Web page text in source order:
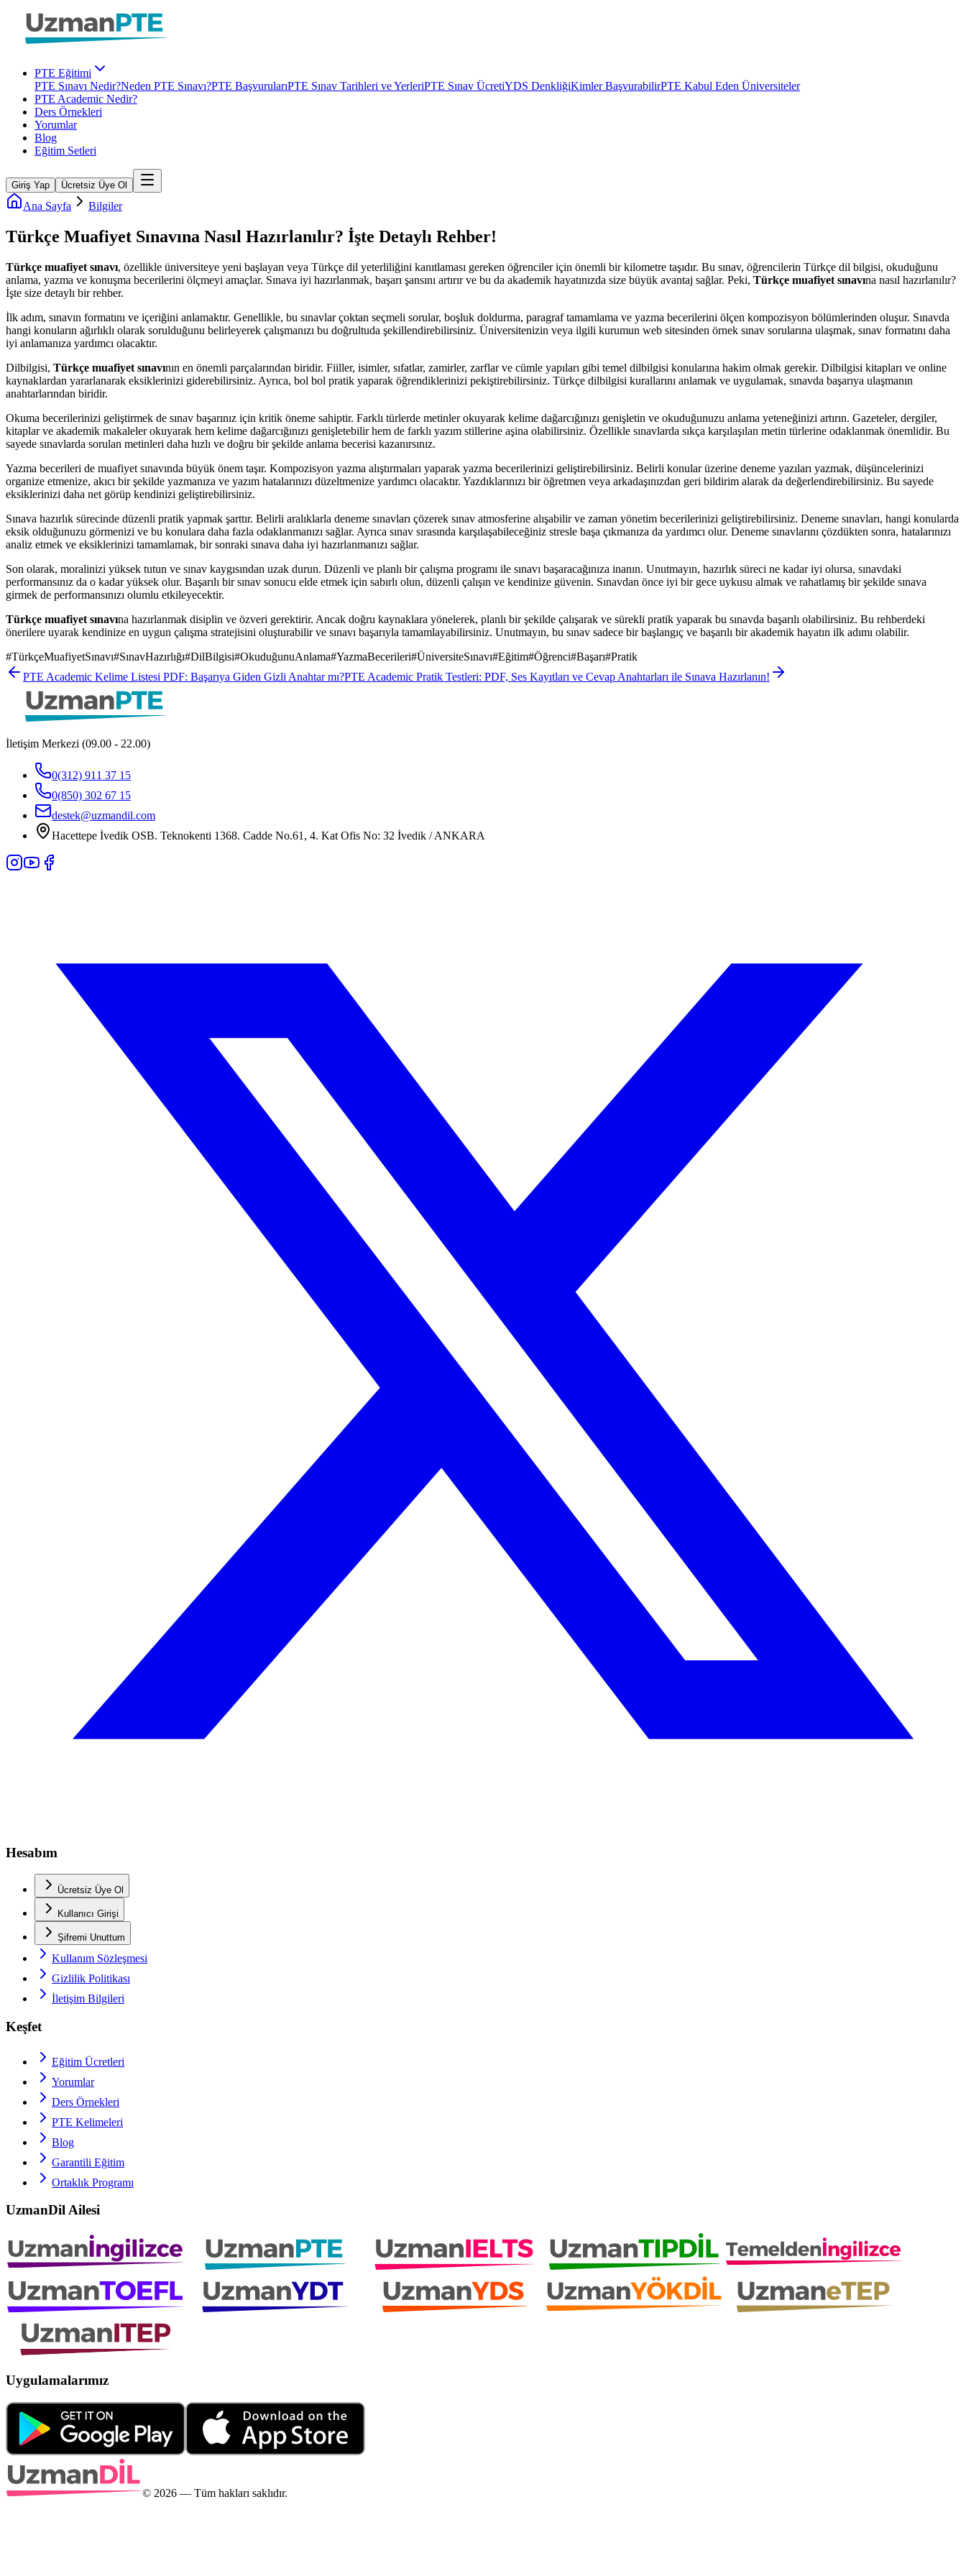
PTE Eğitimi
PTE Sınavı Nedir?Neden PTE Sınavı?PTE BaşvurularıPTE Sınav Tarihleri ve YerleriPTE Sınav ÜcretiYDS DenkliğiKimler BaşvurabilirPTE Kabul Eden Üniversiteler
PTE Academic Nedir?
Ders Örnekleri
Yorumlar
Blog
Eğitim Setleri
Giriş Yap Ücretsiz Üye Ol
Ana Sayfa Bilgiler
Türkçe Muafiyet Sınavına Nasıl Hazırlanılır? İşte Detaylı Rehber!
Türkçe muafiyet sınavı, özellikle üniversiteye yeni başlayan veya Türkçe dil yeterliliğini kanıtlaması gereken öğrenciler için önemli bir kilometre taşıdır. Bu sınav, öğrencilerin Türkçe dil bilgisi, okuduğunu
anlama, yazma ve konuşma becerilerini ölçmeyi amaçlar. Sınava iyi hazırlanmak, başarı şansını artırır ve bu da akademik hayatınızda size büyük avantaj sağlar. Peki, Türkçe muafiyet sınavına nasıl hazırlanılır?
İşte size detaylı bir rehber.
İlk adım, sınavın formatını ve içeriğini anlamaktır. Genellikle, bu sınavlar çoktan seçmeli sorular, boşluk doldurma, paragraf tamamlama ve yazma becerilerini ölçen kompozisyon bölümlerinden oluşur. Sınavda
hangi konuların ağırlıklı olarak sorulduğunu belirleyerek çalışmanızı bu doğrultuda şekillendirebilirsiniz. Üniversitenizin veya ilgili kurumun web sitesinden örnek sınav sorularına ulaşmak, sınav formatını daha
iyi anlamanıza yardımcı olacaktır.
Dilbilgisi, Türkçe muafiyet sınavının en önemli parçalarından biridir. Fiiller, isimler, sıfatlar, zamirler, zarflar ve cümle yapıları gibi temel dilbilgisi konularına hakim olmak gerekir. Dilbilgisi kitapları ve online
kaynaklardan yararlanarak eksiklerinizi giderebilirsiniz. Ayrıca, bol bol pratik yaparak öğrendiklerinizi pekiştirebilirsiniz. Türkçe dilbilgisi kurallarını anlamak ve uygulamak, sınavda başarıya ulaşmanın
anahtarlarından biridir.
Okuma becerilerinizi geliştirmek de sınav başarınız için kritik öneme sahiptir. Farklı türlerde metinler okuyarak kelime dağarcığınızı genişletin ve okuduğunuzu anlama yeteneğinizi artırın. Gazeteler, dergiler,
kitaplar ve akademik makaleler okuyarak hem kelime dağarcığınızı genişletebilir hem de farklı yazım stillerine aşina olabilirsiniz. Özellikle sınavlarda sıkça karşılaşılan metin türlerine odaklanmak önemlidir. Bu
sayede sınavlarda sorulan metinleri daha hızlı ve doğru bir şekilde anlama becerisi kazanırsınız.
Yazma becerileri de muafiyet sınavında büyük önem taşır. Kompozisyon yazma alıştırmaları yaparak yazma becerilerinizi geliştirebilirsiniz. Belirli konular üzerine deneme yazıları yazmak, düşüncelerinizi
organize etmenize, akıcı bir şekilde yazmanıza ve yazım hatalarınızı düzeltmenize yardımcı olacaktır. Yazdıklarınızı bir öğretmen veya arkadaşınızdan geri bildirim alarak da değerlendirebilirsiniz. Bu sayede
eksiklerinizi daha net görüp kendinizi geliştirebilirsiniz.
Sınava hazırlık sürecinde düzenli pratik yapmak şarttır. Belirli aralıklarla deneme sınavları çözerek sınav atmosferine alışabilir ve zaman yönetim becerilerinizi geliştirebilirsiniz. Deneme sınavları, hangi konularda
eksik olduğunuzu görmenizi ve bu konulara daha fazla odaklanmanızı sağlar. Ayrıca sınav sırasında karşılaşabileceğiniz stresle başa çıkmanıza da yardımcı olur. Deneme sınavlarını çözdükten sonra, hatalarınızı
analiz etmek ve eksiklerinizi tamamlamak, bir sonraki sınava daha iyi hazırlanmanızı sağlar.
Son olarak, moralinizi yüksek tutun ve sınav kaygısından uzak durun. Düzenli ve planlı bir çalışma programı ile sınavı başaracağınıza inanın. Unutmayın, hazırlık süreci ne kadar iyi olursa, sınavdaki
performansınız da o kadar yüksek olur. Başarılı bir sınav sonucu elde etmek için sabırlı olun, düzenli çalışın ve kendinize güvenin. Sınavdan önce iyi bir gece uykusu almak ve rahatlamış bir şekilde sınava
girmek de performansınızı olumlu etkileyecektir.
Türkçe muafiyet sınavına hazırlanmak disiplin ve özveri gerektirir. Ancak doğru kaynaklara yönelerek, planlı bir şekilde çalışarak ve sürekli pratik yaparak bu sınavda başarılı olabilirsiniz. Bu rehberdeki
önerilere uyarak kendinize en uygun çalışma stratejisini oluşturabilir ve sınavı başarıyla tamamlayabilirsiniz. Unutmayın, bu sınav sadece bir başlangıç ve başarılı bir akademik hayatın ilk adımı olabilir.
#TürkçeMuafiyetSınavı#SınavHazırlığı#DilBilgisi#OkuduğunuAnlama#YazmaBecerileri#ÜniversiteSınavı#Eğitim#Öğrenci#Başarı#Pratik
PTE Academic Kelime Listesi PDF: Başarıya Giden Gizli Anahtar mı?PTE Academic Pratik Testleri: PDF, Ses Kayıtları ve Cevap Anahtarları ile Sınava Hazırlanın!
İletişim Merkezi (09.00 - 22.00)
0(312) 911 37 15
0(850) 302 67 15
destek@uzmandil.com
Hacettepe İvedik OSB. Teknokenti 1368. Cadde No.61, 4. Kat Ofis No: 32 İvedik / ANKARA
Hesabım
Ücretsiz Üye Ol
Kullanıcı Girişi
Şifremi Unuttum
Kullanım Sözleşmesi
Gizlilik Politikası
İletişim Bilgileri
Keşfet
Eğitim Ücretleri
Yorumlar
Ders Örnekleri
PTE Kelimeleri
Blog
Garantili Eğitim
Ortaklık Programı
UzmanDil Ailesi
Uygulamalarımız
© 2026 — Tüm hakları saklıdır.